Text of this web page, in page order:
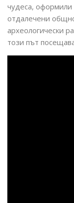
чудеса, оформили
отдалечени
археологически
този път